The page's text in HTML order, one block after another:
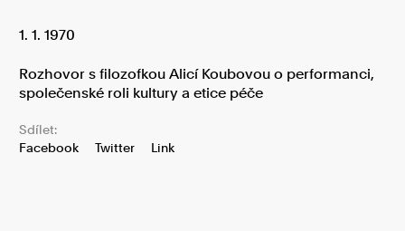
1. 1. 1970
Rozhovor s filozofkou Alicí Koubovou o performanci,
společenské roli kultury a etice péče
Sdílet:
Facebook
Twitter Link